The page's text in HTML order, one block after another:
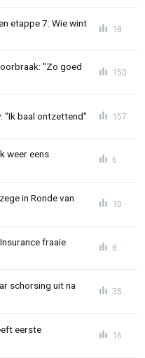
etappe 7: Wie wint
18
"Zo goed
150
"Ik baal ontzettend" 157
weer eens
6
in Ronde van
10
fraaie
8
schorsing uit na
35
eerste
16